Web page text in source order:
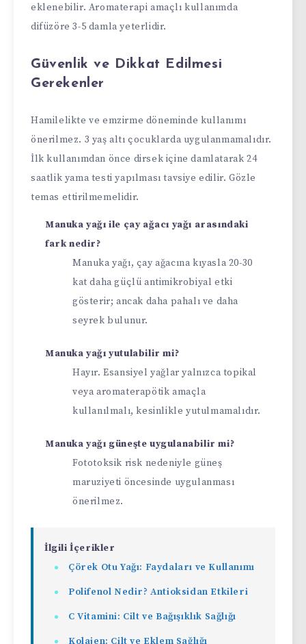
eklenebilir. Aromaterapi amaçlı kullanımda
difüzöre 3-5 damla yeterlidir.
Güvenlik ve Dikkat Edilmesi
Gerekenler
Hamilelikte ve emzirme döneminde kullanımı
önerilmez. 3 yaş altı çocuklarda uygulanmamalıdır.
İlk kullanımdan önce dirsek içine damlatarak 24
saatlik yama testi yapılması tavsiye edilir. Gözle
temas ettirilmemelidir.
Manuka yağı ile çay ağacı yağı arasındaki
fark nedir?
Manuka yağı, çay ağacına kıyasla 20-30
kat daha güçlü antimikrobiyal etki
gösterir; ancak daha pahalı ve daha
seyrek bulunur.
Manuka yağı yutulabilir mi?
Hayır. Esansiyel yağlar yalnızca topikal
veya aromaterapötik amaçla
kullanılmalı, kesinlikle yutulmamalıdır.
Manuka yağı güneşte uygulanabilir mi?
Fototoksik risk nedeniyle güneş
maruziyeti öncesinde uygulanması
önerilmez.
İlgili İçerikler
Çörek Otu Yağı: Faydaları ve Kullanımı
Polifenol Nedir? Antioksidan Etkileri
C Vitamini: Cilt ve Bağışıklık Sağlığı
Kolajen: Cilt ve Eklem Sağlığı